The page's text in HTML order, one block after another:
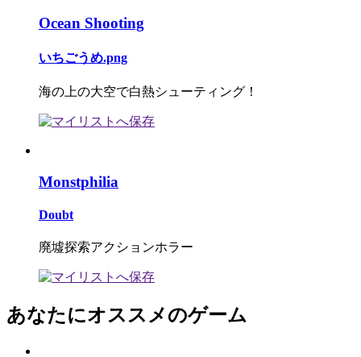
Ocean Shooting
いちごうめ.png
海の上の大空で白熱シューティング！
Monstphilia
Doubt
廃墟探索アクションホラー
あなたにオススメのゲーム